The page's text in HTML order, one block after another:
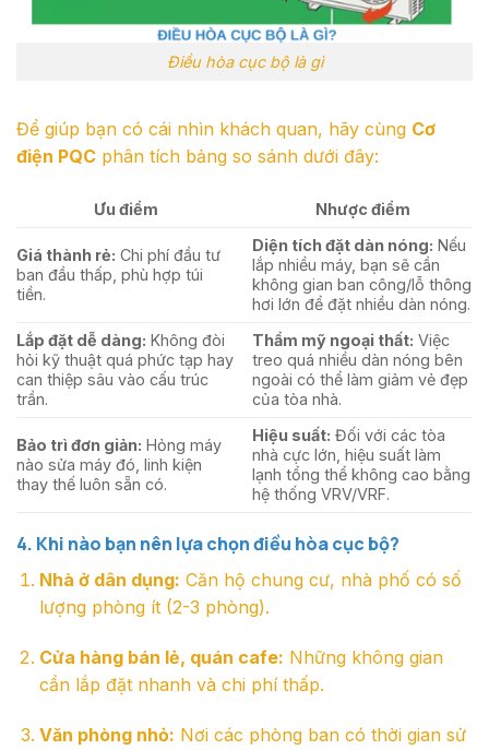
Điều hòa cục bộ là gì
Để giúp bạn có cái nhìn khách quan, hãy cùng Cơ
điện PQC phân tích bảng so sánh dưới đây:
Ưu điểm Nhược điểm
Giá thành rẻ: Chi phí đầu tư
ban đầu thấp, phù hợp túi
tiền.
Diện tích đặt dàn nóng: Nếu
lắp nhiều máy, bạn sẽ cần
không gian ban công/lỗ thông
hơi lớn để đặt nhiều dàn nóng.
Lắp đặt dễ dàng: Không đòi
hỏi kỹ thuật quá phức tạp hay
can thiệp sâu vào cấu trúc
trần.
Thẩm mỹ ngoại thất: Việc
treo quá nhiều dàn nóng bên
ngoài có thể làm giảm vẻ đẹp
của tòa nhà.
Bảo trì đơn giản: Hỏng máy
nào sửa máy đó, linh kiện
thay thế luôn sẵn có.
Hiệu suất: Đối với các tòa
nhà cực lớn, hiệu suất làm
lạnh tổng thể không cao bằng
hệ thống VRV/VRF.
4. Khi nào bạn nên lựa chọn điều hòa cục bộ?
Nhà ở dân dụng: Căn hộ chung cư, nhà phố có số
lượng phòng ít (2-3 phòng).
Cửa hàng bán lẻ, quán cafe: Những không gian
cần lắp đặt nhanh và chi phí thấp.
Văn phòng nhỏ: Nơi các phòng ban có thời gian sử